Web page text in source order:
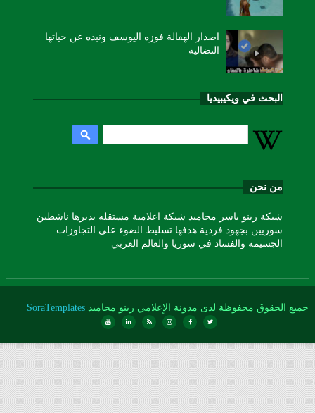
اصدار الهفالة فوزه اليوسف ونبذه عن حياتها
النضالية
البحث في ويكيبيديا
من نحن
شبكة زينو ياسر محاميد شبكة اعلامية مستقله يديرها ناشطين
سوريين بجهود فردية هدفها تسليط الضوء على التجاوزات
الجسيمه والفساد في سوريا والعالم العربي
جميع الحقوق محفوظة لدى مدونة الإعلامي زينو محاميد SoraTemplates